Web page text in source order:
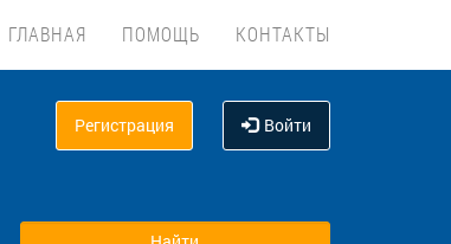
ГЛАВНАЯ ПОМОЩЬ КОНТАКТЫ
Регистрация Войти